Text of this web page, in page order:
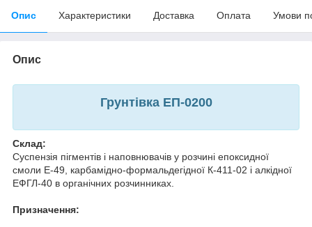
Опис Характеристики Доставка Оплата Умови
Опис
Грунтівка ЕП-0200
Склад:
Суспензія пігментів і наповнювачів у розчині епоксидної
смоли Е-49, карбамідно-формальдегідної К-411-02 і алкідної
ЕФГЛ-40 в органічних розчинниках.
Призначення: